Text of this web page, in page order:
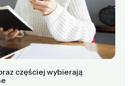
częściej wybierają